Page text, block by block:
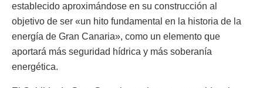
establecido aproximándose en su construcción al
objetivo de ser «un hito fundamental en la historia de la
energía de Gran Canaria», como un elemento que
aportará más seguridad hídrica y más soberanía
energética.